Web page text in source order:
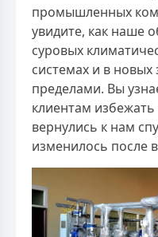
промышленных
увидите, как наше
суровых
системах и в новых
пределами. Вы
клиентам
вернулись к нам
изменилось после